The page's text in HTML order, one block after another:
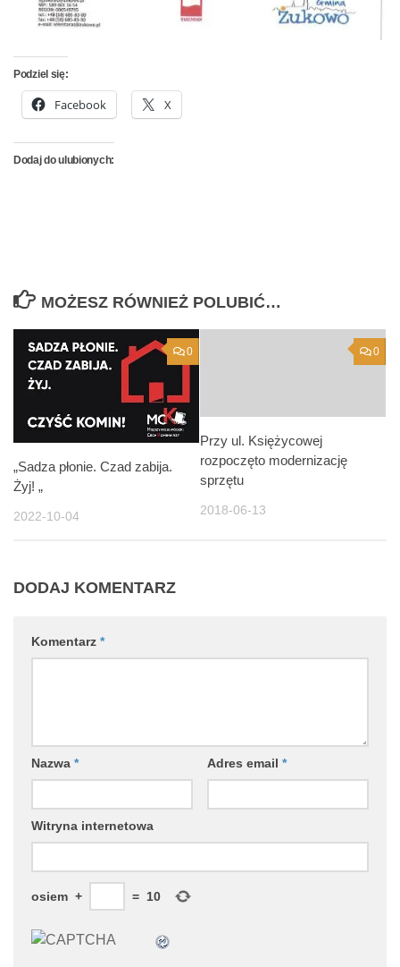
Podziel się:
Facebook X
Dodaj do ulubionych:
MOŻESZ RÓWNIEŻ POLUBIĆ…
0
„Sadza płonie. Czad zabija.
Żyj! „
2022-10-04
0
Przy ul. Księżycowej
rozpoczęto modernizację
sprzętu
2018-06-13
DODAJ KOMENTARZ
Komentarz *
Nazwa * Adres email *
Witryna internetowa
osiem + = 10